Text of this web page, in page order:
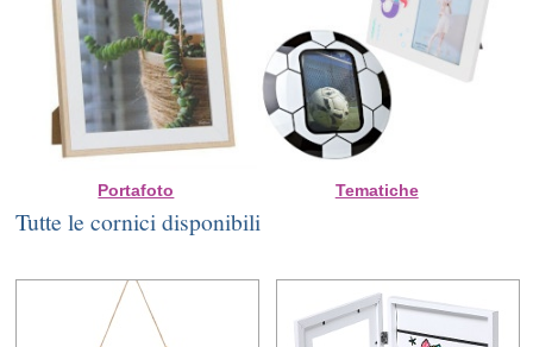
Portafoto Tematiche
Tutte le cornici disponibili